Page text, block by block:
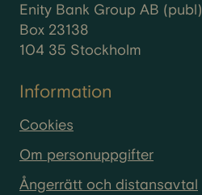
Enity Bank Group AB (publ)
Box 23138
104 35 Stockholm
Information
Cookies
Om personuppgifter
Ångerrätt och distansavtal